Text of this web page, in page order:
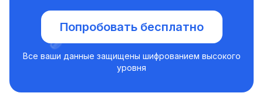
Попробовать бесплатно
Все ваши данные защищены шифрованием высокого
уровня